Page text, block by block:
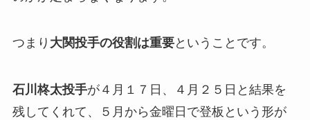
つまり 大関投手の役割は重要ということです。
石川柊太投手が４月１７日、４月２５日と結果を
残してくれて、５月から金曜日で登板という形が